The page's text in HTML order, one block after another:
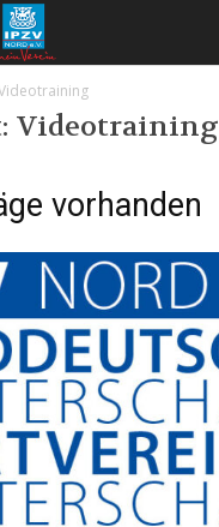
Videotraining
vorhanden